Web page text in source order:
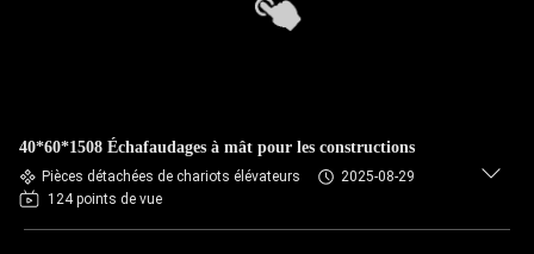
40*60*1508 Échafaudages à mât pour les constructions
Pièces détachées de chariots élévateurs
2025-08-29
124 points de vue